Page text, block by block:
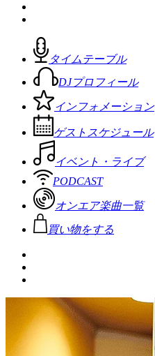
タイムテーブル
DJプロフィール
インフォメーション
ゲストスケジュール
イベント・ライブ
PODCAST
オンエア楽曲一覧
買い物をする